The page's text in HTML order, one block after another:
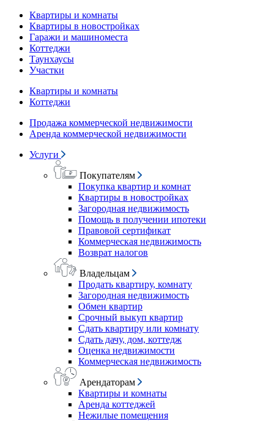
Квартиры и комнаты
Квартиры в новостройках
Гаражи и машиноместа
Коттеджи
Таунхаусы
Участки
Квартиры и комнаты
Коттеджи
Продажа коммерческой недвижимости
Аренда коммерческой недвижимости
Услуги
Покупателям
Покупка квартир и комнат
Квартиры в новостройках
Загородная недвижимость
Помощь в получении ипотеки
Правовой сертификат
Коммерческая недвижимость
Возврат налогов
Владельцам
Продать квартиру, комнату
Загородная недвижимость
Обмен квартир
Срочный выкуп квартир
Сдать квартиру или комнату
Сдать дачу, дом, коттедж
Оценка недвижимости
Коммерческая недвижимость
Арендаторам
Квартиры и комнаты
Аренда коттеджей
Нежилые помещения